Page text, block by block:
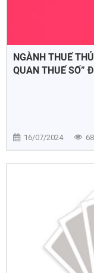
NGÀNH THUẾ
QUAN THUẾ SỐ”
16/07/2024